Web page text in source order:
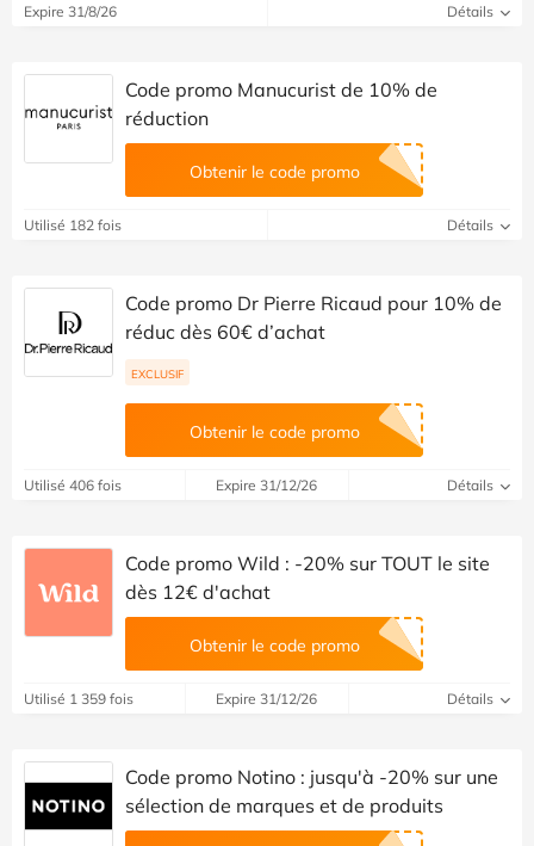
Expire 31/8/26 Détails
Code promo Manucurist de 10% de
réduction
Obtenir le code promo
Utilisé 182 fois Détails
Code promo Dr Pierre Ricaud pour 10% de
réduc dès 60€ d’achat
EXCLUSIF
Obtenir le code promo
Utilisé 406 fois Expire 31/12/26 Détails
Code promo Wild : -20% sur TOUT le site
dès 12€ d'achat
Obtenir le code promo
Utilisé 1 359 fois Expire 31/12/26 Détails
Code promo Notino : jusqu'à -20% sur une
sélection de marques et de produits